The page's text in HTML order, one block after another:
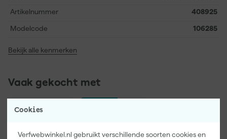
Cookies
Verfwebwinkel.nl gebruikt verschillende soorten cookies en
Artikelnummer 408925
Modelcode 106285
Bekijk alle kenmerken
Vaak gekocht met